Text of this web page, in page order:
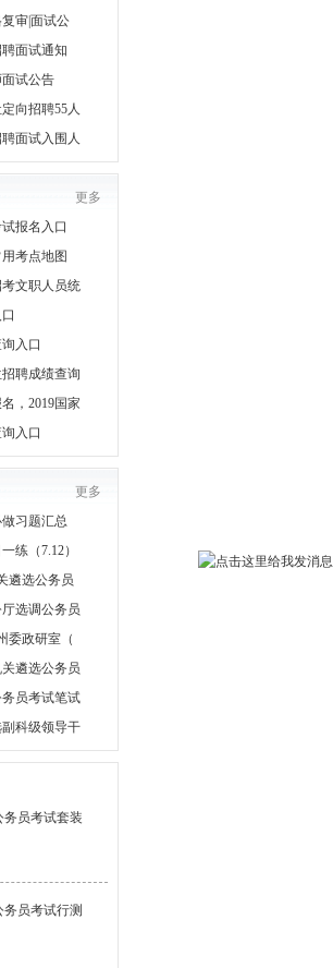
审|面试公
面试通知
试公告
向招聘55人
面试入围人
更多
报名入口
考点地图
文职人员统
入口
聘成绩查询
，2019国家
入口
更多
习题汇总
练（7.12）
遴选公务员
选调公务员
委政研室（
遴选公务员
员考试笔试
科级领导干
务员考试套装
务员考试行测